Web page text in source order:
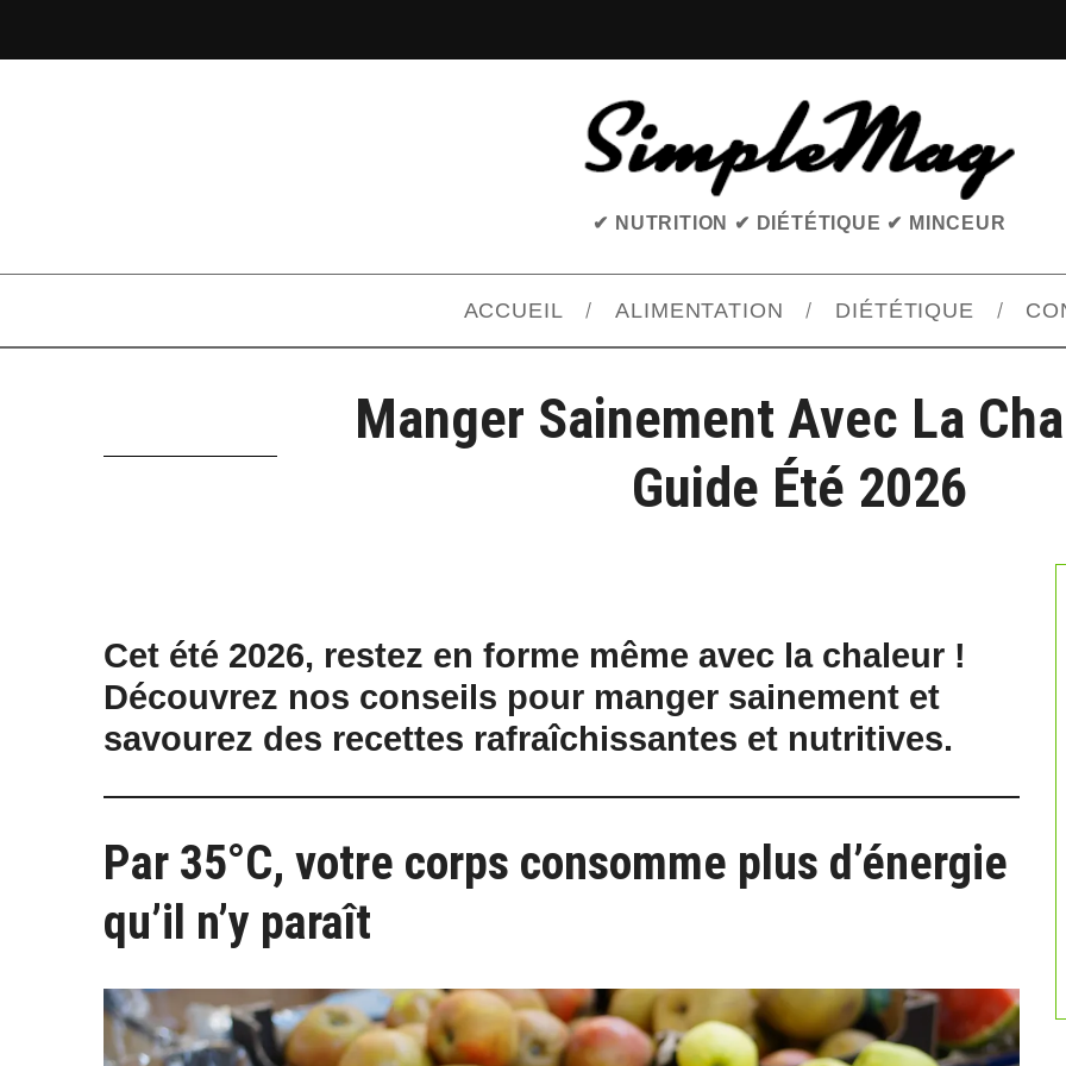
✔ NUTRITION ✔ DIÉTÉTIQUE ✔ MINCEUR
ACCUEIL ALIMENTATION DIÉTÉTIQUE
Manger Sainement Avec La
Guide Été 2026
Cet été 2026, restez en forme même avec la chaleur !
Découvrez nos conseils pour manger sainement et
savourez des recettes rafraîchissantes et nutritives.
Par 35°C, votre corps consomme plus d’énergie
qu’il n’y paraît